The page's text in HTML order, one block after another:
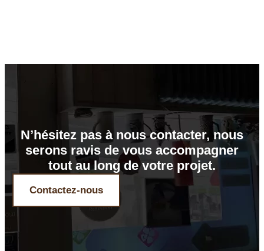
N’hésitez pas à nous contacter, nous
serons ravis de vous accompagner
tout au long de votre projet.
Contactez-nous